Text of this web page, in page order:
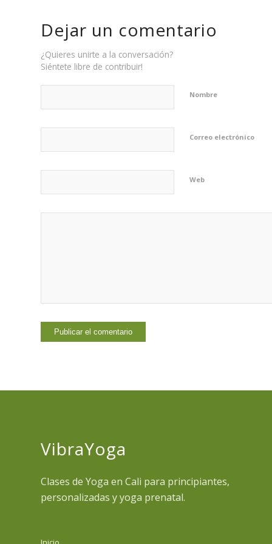
Dejar un comentario
¿Quieres unirte a la conversación?
Siéntete libre de contribuir!
Nombre
Correo electrónico
Web
VibraYoga
Clases de Yoga en Cali para principiantes,
personalizadas y yoga prenatal.